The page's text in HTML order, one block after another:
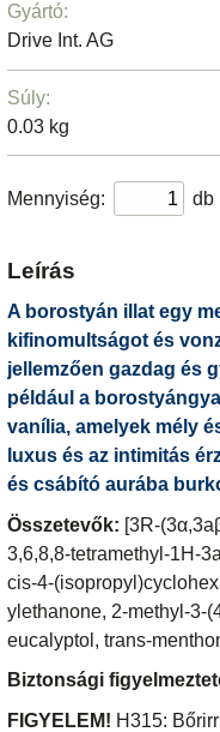
Gyártó:
Drive Int. AG
Súly:
0.03 kg
Mennyiség: db
Leírás
A borostyán illat egy
kifinomultságot és
jellemzően gazdag és
például a
vanília, amelyek mély
luxus és az intimitás
és csábító aurába
Összetevők: [3R-
3,6,8,8-tetramethyl-1H-
cis-4-
ylethanone, 2-methyl-3-
eucalyptol, trans-
Biztonsági
FIGYELEM! H315: